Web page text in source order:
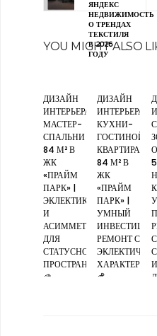
ЯНДЕКС
НЕДВИЖИМОСТЬ
О ТРЕНДАХ
ТЕКСТИЛЯ
В 2026
ГОДУ
YOU MIGHT ALSO
ДИЗАЙН
ИНТЕРЬЕРА
МАСТЕР-
СПАЛЬНИ
84 М² В
ЖК
«ПРАЙМ
ПАРК» |
ЭКЛЕКТИКА
И
АСИММЕТРИЯ
ДЛЯ
СТАТУСНОГО
ПРОСТРАНСТВА
🎨
ДИЗАЙН
ИНТЕРЬЕРА
КУХНИ-
ГОСТИНОЙ,
КВАРТИРА
84 М² В
ЖК
«ПРАЙМ
ПАРК» |
УМНЫЙ
РЕМОНТ С
ХАРАКТЕРОМ
💰
С